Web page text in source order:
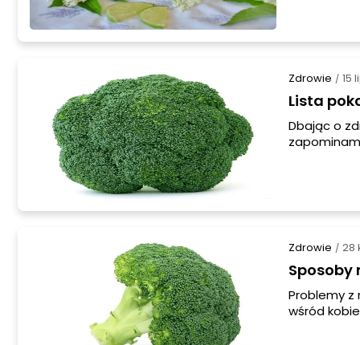
wywołując
Zdrowie / 15
Lista
Dbając o
Zdrowie / 28
Sposoby
Problemy
wśród